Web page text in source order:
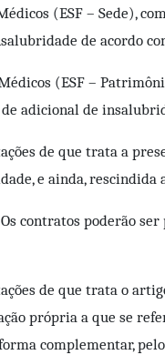
(ESF – Sede),
de acordo
(ESF –
adicional de
de que trata a
e ainda, rescindida
contratos poderão
de que trata o
própria a que se
complementar,